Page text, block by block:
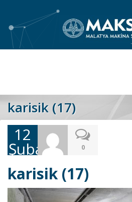
karisik (17)
12
Şubat
2019
0
karisik (17)